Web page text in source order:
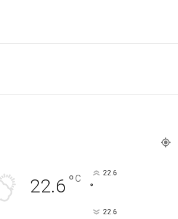
22.6 °C 22.6
°
22.6